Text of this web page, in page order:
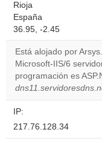
Rioja
España
36.95, -2.45
Está alojado por
Microsoft-IIS/6
programación es
IP:
217.76.128.34